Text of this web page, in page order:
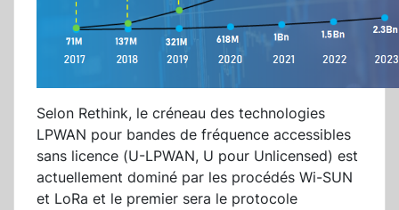
Selon Rethink, le créneau des technologies
LPWAN pour bandes de fréquence accessibles
sans licence (U-LPWAN, U pour Unlicensed) est
actuellement dominé par les procédés Wi-SUN
et LoRa et le premier sera le protocole